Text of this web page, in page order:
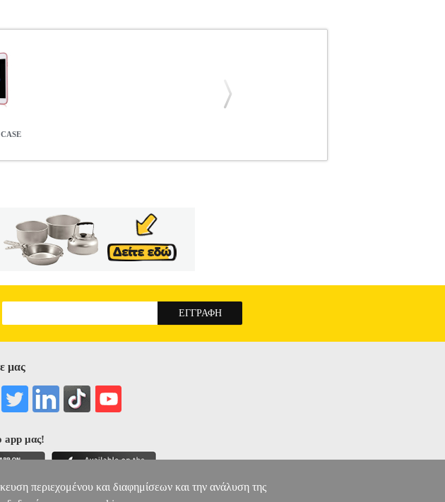
μας
app μας!
περιεχομένου και διαφημίσεων και την ανάλυση της